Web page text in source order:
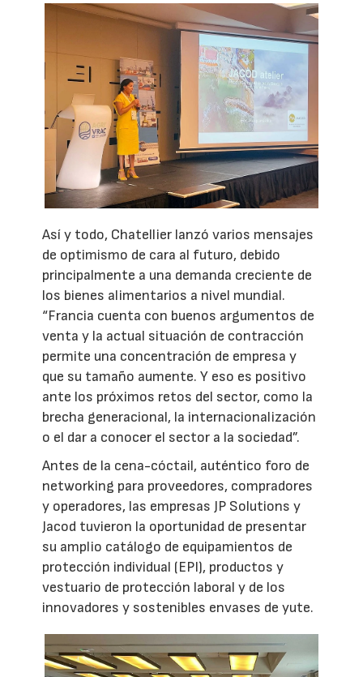
Así y todo, Chatellier lanzó varios mensajes
de optimismo de cara al futuro, debido
principalmente a una demanda creciente de
los bienes alimentarios a nivel mundial.
“Francia cuenta con buenos argumentos de
venta y la actual situación de contracción
permite una concentración de empresa y
que su tamaño aumente. Y eso es positivo
ante los próximos retos del sector, como la
brecha generacional, la internacionalización
o el dar a conocer el sector a la sociedad”.
Antes de la cena-cóctail, auténtico foro de
networking para proveedores, compradores
y operadores, las empresas JP Solutions y
Jacod tuvieron la oportunidad de presentar
su amplio catálogo de equipamientos de
protección individual (EPI), productos y
vestuario de protección laboral y de los
innovadores y sostenibles envases de yute.